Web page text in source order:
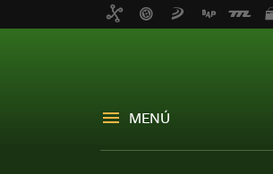
MENÚ